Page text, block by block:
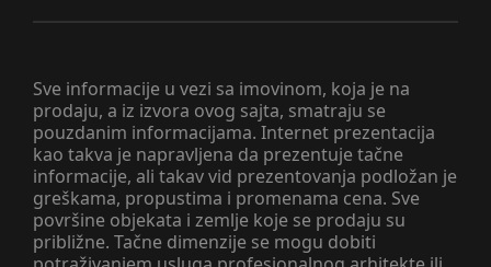
Sve informacije u vezi sa imovinom, koja je na
prodaju, a iz izvora ovog sajta, smatraju se
pouzdanim informacijama. Internet prezentacija
kao takva je napravljena da prezentuje tačne
informacije, ali takav vid prezentovanja podložan je
greškama, propustima i promenama cena. Sve
površine objekata i zemlje koje se prodaju su
približne. Tačne dimenzije se mogu dobiti